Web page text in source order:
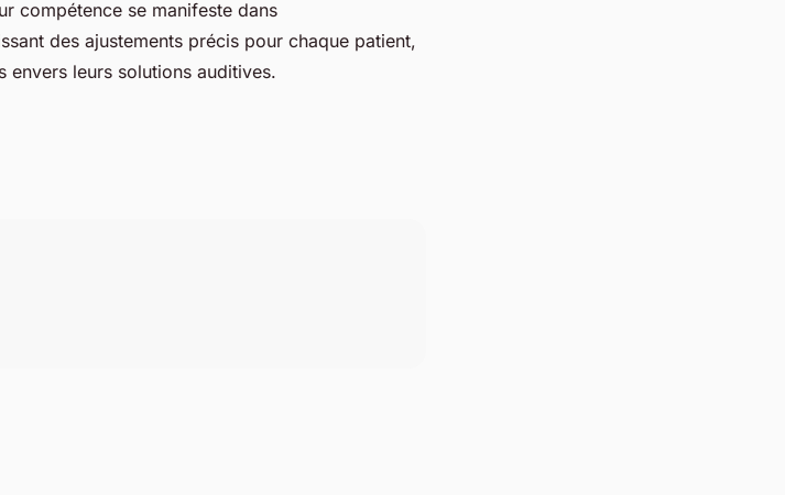
compétence se manifeste dans
des ajustements précis pour chaque patient,
leurs solutions auditives.